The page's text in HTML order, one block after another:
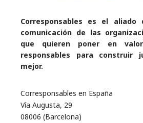
Corresponsables es el
comunicación de las
que quieren poner en
responsables para construir
mejor.
Corresponsables en España
Vía Augusta, 29
08006 (Barcelona)